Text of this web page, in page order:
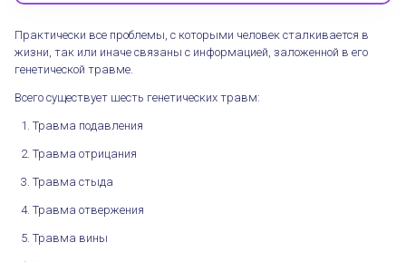
Практически все проблемы, с которыми человек сталкивается в
жизни, так или иначе связаны с информацией, заложенной в его
генетической травме.
Всего существует шесть генетических травм:
Травма подавления
Травма отрицания
Травма стыда
Травма отвержения
Травма вины